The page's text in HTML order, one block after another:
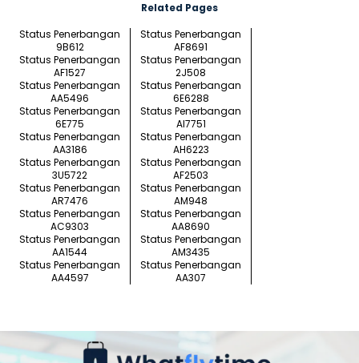
Related Pages
Status Penerbangan
9B612
Status Penerbangan
AF8691
Status Penerbangan
AF1527
Status Penerbangan
2J508
Status Penerbangan
AA5496
Status Penerbangan
6E6288
Status Penerbangan
6E775
Status Penerbangan
AI7751
Status Penerbangan
AA3186
Status Penerbangan
AH6223
Status Penerbangan
3U5722
Status Penerbangan
AF2503
Status Penerbangan
AR7476
Status Penerbangan
AM948
Status Penerbangan
AC9303
Status Penerbangan
AA8690
Status Penerbangan
AA1544
Status Penerbangan
AM3435
Status Penerbangan
AA4597
Status Penerbangan
AA307